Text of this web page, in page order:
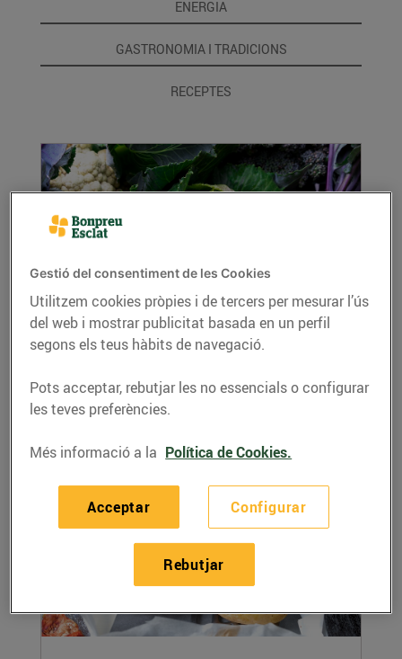
ENERGIA
GASTRONOMIA I TRADICIONS
RECEPTES
Crucíferes, les hortalisses d’hivern
15/de febrer/2019
Les múltiples propietats nutritives i
terapèutiques d’aquest grup d’hortalisses
ajuden a afrontar...
LLEGIR MÉS
Gestió del consentiment de les Cookies
Utilitzem cookies pròpies i de tercers per mesurar l’ús
del web i mostrar publicitat basada en un perfil
segons els teus hàbits de navegació.
Pots acceptar, rebutjar les no essencials o configurar
les teves preferències.
Més informació a la Política de Cookies.
Configurar
Rebutjar
Acceptar